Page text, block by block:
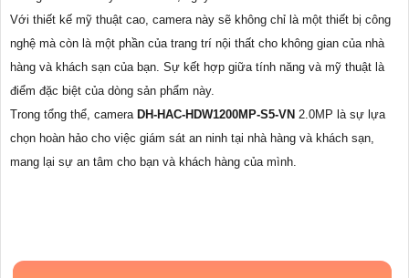
Với thiết kế mỹ thuật cao, camera này sẽ không chỉ là một thiết bị công
nghệ mà còn là một phần của trang trí nội thất cho không gian của nhà
hàng và khách sạn của bạn. Sự kết hợp giữa tính năng và mỹ thuật là
điểm đặc biệt của dòng sản phẩm này.
Trong tổng thể, camera DH-HAC-HDW1200MP-S5-VN 2.0MP là sự lựa
chọn hoàn hảo cho việc giám sát an ninh tại nhà hàng và khách sạn,
mang lại sự an tâm cho bạn và khách hàng của mình.